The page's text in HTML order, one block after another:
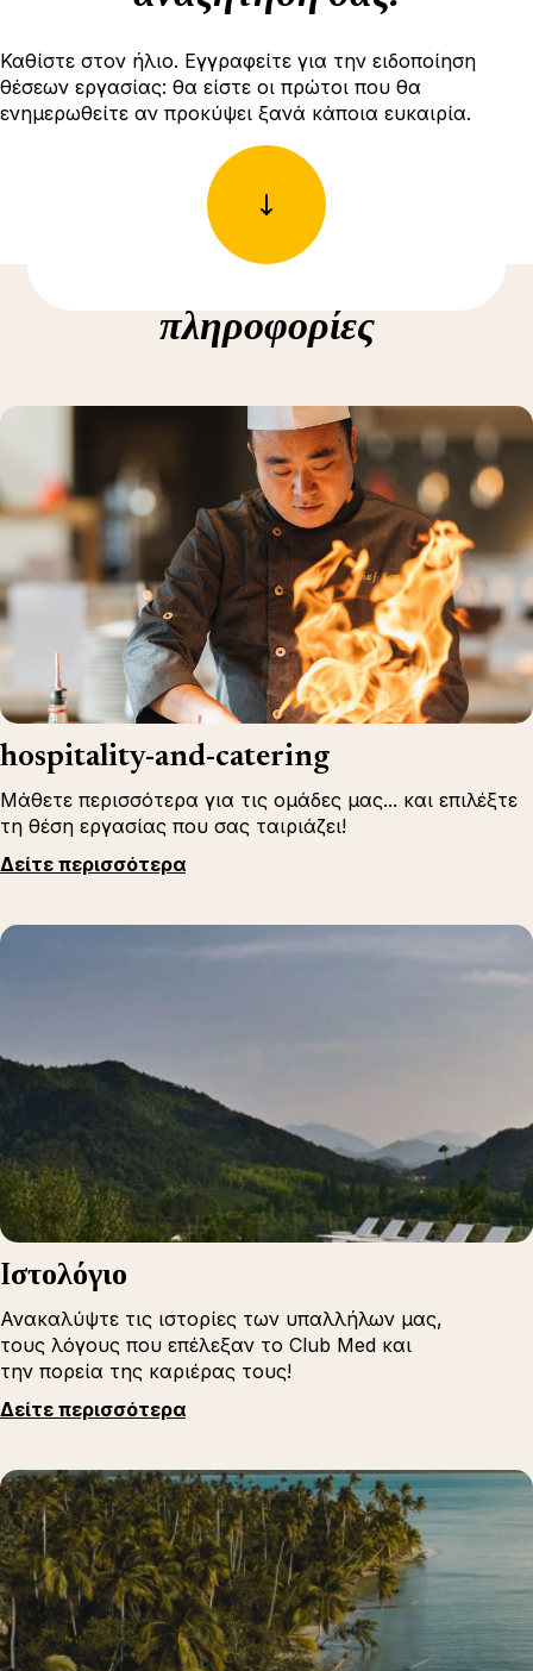
Καθίστε στον ήλιο. Εγγραφείτε για την ειδοποίηση
θέσεων εργασίας: θα είστε οι πρώτοι που θα
ενημερωθείτε αν προκύψει ξανά κάποια ευκαιρία.
πληροφορίες
hospitality-and-catering
Μάθετε περισσότερα για τις ομάδες μας... και επιλέξτε
τη θέση εργασίας που σας ταιριάζει!
Δείτε περισσότερα
Iστολόγιο
Ανακαλύψτε τις ιστορίες των υπαλλήλων μας,
τους λόγους που επέλεξαν το Club Med και
την πορεία της καριέρας τους!
Δείτε περισσότερα